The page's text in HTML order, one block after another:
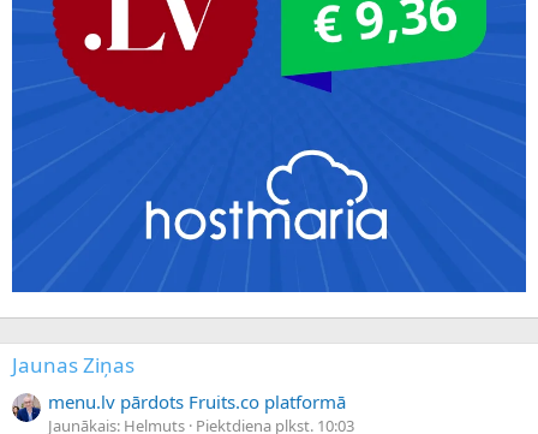
Jaunas Ziņas
menu.lv pārdots Fruits.co platformā
Jaunākais: Helmuts Piektdiena plkst. 10:03